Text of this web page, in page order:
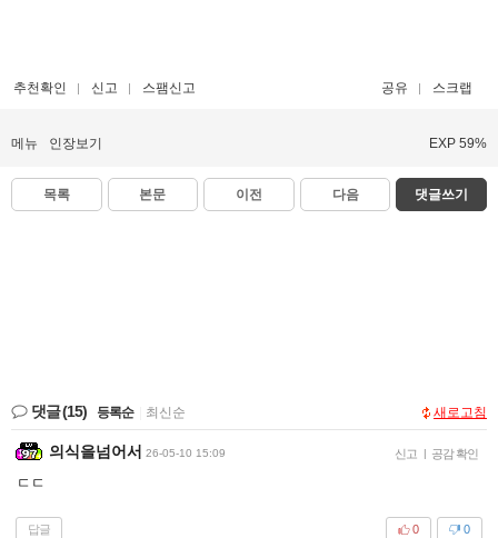
추천확인 신고 스팸신고 공유 스크랩
메뉴 인장보기 EXP 59%
목록 본문 이전 다음 댓글쓰기
댓글(15) 등록순 최신순 새로고침
의식을넘어서 26-05-10 15:09 신고 | 공감 확인
ㄷㄷ
답글 0
0